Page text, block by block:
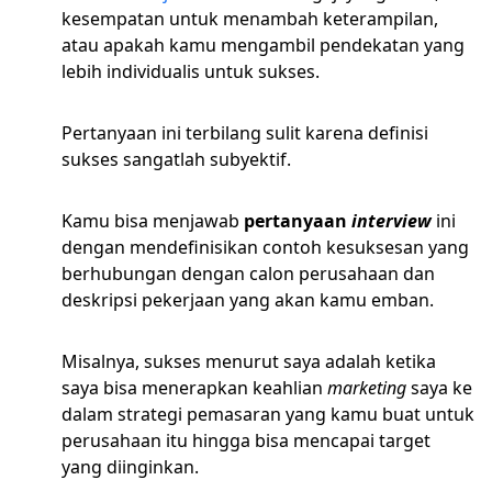
kesempatan untuk menambah keterampilan,
atau apakah kamu mengambil pendekatan yang
lebih individualis untuk sukses.
Pertanyaan ini terbilang sulit karena definisi
sukses sangatlah subyektif.
Kamu bisa menjawab pertanyaan interviewini
dengan mendefinisikan contoh kesuksesan yang
berhubungan dengan calon perusahaan dan
deskripsi pekerjaan yang akan kamu emban.
Misalnya, sukses menurut saya adalah ketika
saya bisa menerapkan keahlian marketingsaya ke
dalam strategi pemasaran yang kamu buat untuk
perusahaan itu hingga bisa mencapai target
yang diinginkan.